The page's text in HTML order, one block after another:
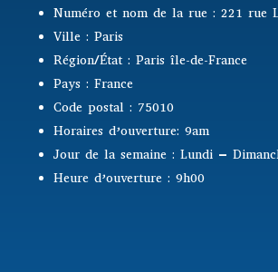
Numéro et nom de la rue : 221 rue
Ville : Paris
Région/État : Paris île-de-France
Pays : France
Code postal : 75010
Horaires d’ouverture: 9am
Jour de la semaine : Lundi –
Heure d’ouverture : 9h00